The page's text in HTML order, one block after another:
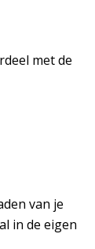
met de
van je
in de eigen